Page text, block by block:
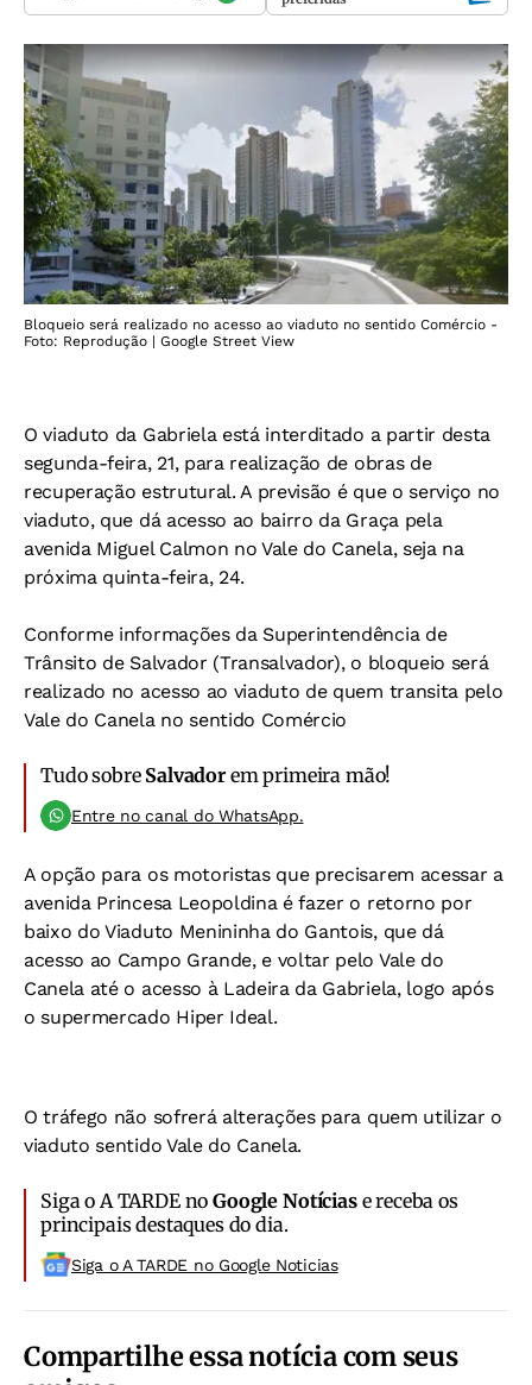
Bloqueio será realizado no acesso ao viaduto no sentido Comércio -
Foto: Reprodução | Google Street View
O viaduto da Gabriela está interditado a partir desta
segunda-feira, 21, para realização de obras de
recuperação estrutural. A previsão é que o serviço no
viaduto, que dá acesso ao bairro da Graça pela
avenida Miguel Calmon no Vale do Canela, seja na
próxima quinta-feira, 24.
Conforme informações da Superintendência de
Trânsito de Salvador (Transalvador), o bloqueio será
realizado no acesso ao viaduto de quem transita pelo
Vale do Canela no sentido Comércio
Tudo sobre Salvadorem primeira mão!
Entre no canal do WhatsApp.
A opção para os motoristas que precisarem acessar a
avenida Princesa Leopoldina é fazer o retorno por
baixo do Viaduto Menininha do Gantois, que dá
acesso ao Campo Grande, e voltar pelo Vale do
Canela até o acesso à Ladeira da Gabriela, logo após
o supermercado Hiper Ideal.
O tráfego não sofrerá alterações para quem utilizar o
viaduto sentido Vale do Canela.
Siga o A TARDE noGoogle Notíciase receba os
principais destaques do dia.
Siga o A TARDE no Google Noticias
Compartilhe essa notícia com seus